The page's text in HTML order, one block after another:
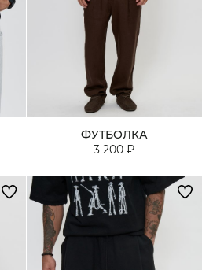
ФУТБОЛКА
3 200 ₽